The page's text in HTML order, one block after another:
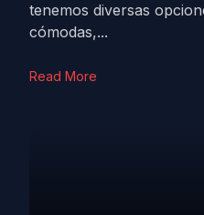
tenemos diversas
cómodas,...
Read More